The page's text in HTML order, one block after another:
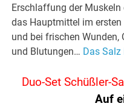
Erschlaffung der
das Hauptmittel im
und bei frischen Wunden,
und Blutungen… Das
Duo-Set Schüßler-
Auf